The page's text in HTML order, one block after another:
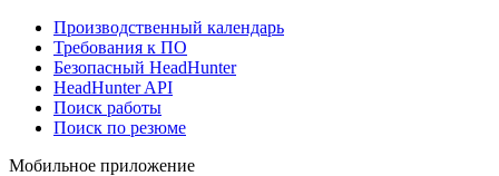
Производственный календарь
Требования к ПО
Безопасный HeadHunter
HeadHunter API
Поиск работы
Поиск по резюме
Мобильное приложение